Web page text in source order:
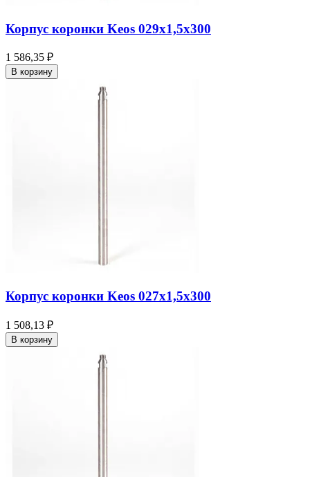
Корпус коронки Keos 029x1,5x300
1 586,35 ₽
В корзину
Корпус коронки Keos 027x1,5x300
1 508,13 ₽
В корзину